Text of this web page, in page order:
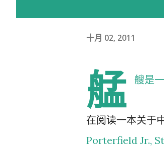
十月 02, 2011
艋 艘是
在阅读一本关于
Porterfield Jr.,